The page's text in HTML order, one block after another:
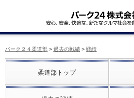
パーク２４柔道部 > 過去の戦績 > 戦績
柔道部トップ